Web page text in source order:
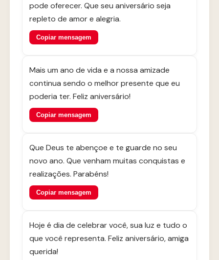
pode oferecer. Que seu aniversário seja
repleto de amor e alegria.
Copiar mensagem
Mais um ano de vida e a nossa amizade
continua sendo o melhor presente que eu
poderia ter. Feliz aniversário!
Copiar mensagem
Que Deus te abençoe e te guarde no seu
novo ano. Que venham muitas conquistas e
realizações. Parabéns!
Copiar mensagem
Hoje é dia de celebrar você, sua luz e tudo o
que você representa. Feliz aniversário, amiga
querida!